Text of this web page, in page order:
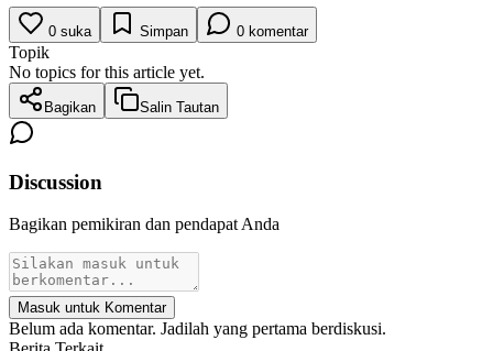
0 suka Simpan 0 komentar
Topik
No topics for this article yet.
Bagikan Salin Tautan
Discussion
Bagikan pemikiran dan pendapat Anda
Masuk untuk Komentar
Belum ada komentar. Jadilah yang pertama berdiskusi.